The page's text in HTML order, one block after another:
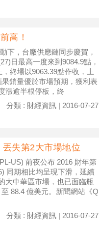
高！
下，台廠供應鏈同步慶賀，
日最高一度來到9084.9點，
終場以9063.39點作收，上
銷量優於市場預期，獲利表
漲逾半根停板，終
分類 : 財經資訊 | 2016-07-27
失第2大市場地位
US) 前夜公布 2016 財年第
同期相比均呈現下滑，延續
大中華區市場，也已面臨瓶
88.4 億美元。新聞網站《Q
分類 : 財經資訊 | 2016-07-27